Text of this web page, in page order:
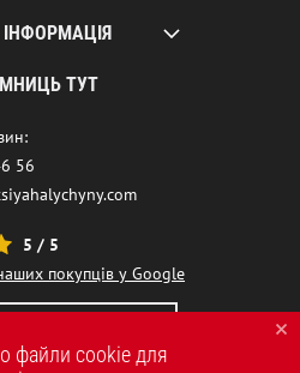
ТУТ
56
5 / 5
покупців у Google
файли cookie для